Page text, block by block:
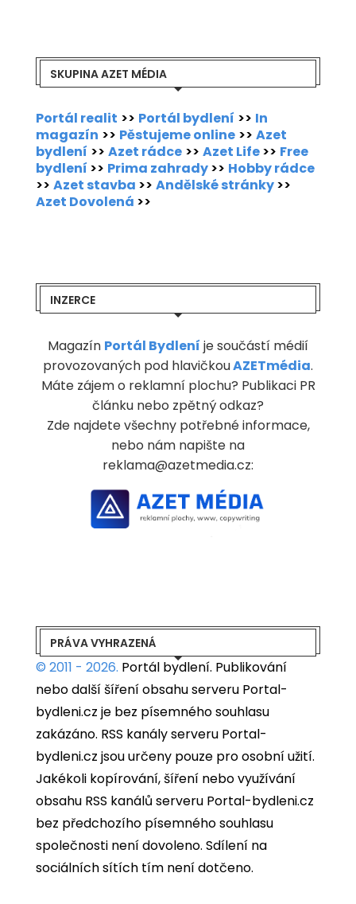
SKUPINA AZET MÉDIA
Portál realit >> Portál bydlení >> In
magazín >> Pěstujeme online >> Azet
bydlení >> Azet rádce >> Azet Life>> Free
bydlení >> Prima zahrady>> Hobby rádce
>> Azet stavba >> Andělské stránky>>
Azet Dovolená >>
INZERCE
Magazín Portál Bydlení je součástí médií
provozovaných pod hlavičkouAZETmédia.
Máte zájem o reklamní plochu? Publikaci PR
článku nebo zpětný odkaz?
Zde najdete všechny potřebné informace,
nebo nám napište na
reklama@azetmedia.cz:
PRÁVA VYHRAZENÁ
© 2011 - 2026. Portál bydlení. Publikování
nebo další šíření obsahu serveru Portal-
bydleni.cz je bez písemného souhlasu
zakázáno. RSS kanály serveru Portal-
bydleni.cz jsou určeny pouze pro osobní užití.
Jakékoli kopírování, šíření nebo využívání
obsahu RSS kanálů serveru Portal-bydleni.cz
bez předchozího písemného souhlasu
společnosti není dovoleno. Sdílení na
sociálních sítích tím není dotčeno.